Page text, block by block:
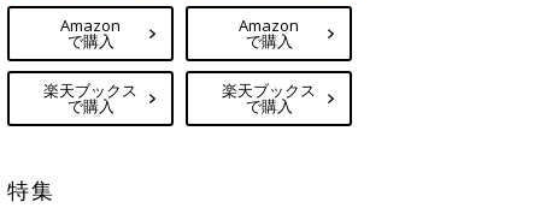
Amazon
で購入
楽天ブックス
で購入
Amazon
で購入
楽天ブックス
で購入
特集